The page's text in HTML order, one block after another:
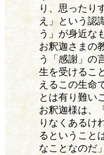
り、思ったり
え」という認
う」が身近な
お釈迦さまの
う「感謝」の
生を受けるこ
えるこの生命
とは有り難い
お釈迦様は、
りなくあるけ
るということ
なことなのだ